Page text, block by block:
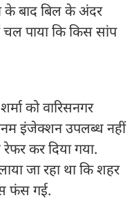
के बाद बिल के अंदर
पाया कि किस सांप
को वारिसनगर
इंजेक्शन उपलब्ध नहीं
कर दिया गया.
जा रहा था कि शहर
फंस गई.